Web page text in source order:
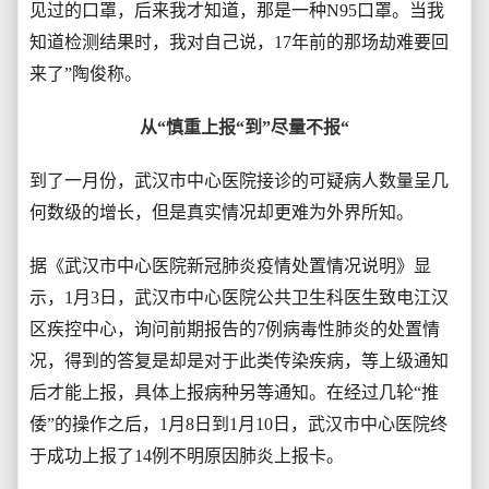
见过的口罩，后来我才知道，那是一种N95口罩。当我
知道检测结果时，我对自己说，17年前的那场劫难要回
来了”陶俊称。
从“慎重上报“到”尽量不报“
到了一月份，武汉市中心医院接诊的可疑病人数量呈几
何数级的增长，但是真实情况却更难为外界所知。
据《武汉市中心医院新冠肺炎疫情处置情况说明》显
示，1月3日，武汉市中心医院公共卫生科医生致电江汉
区疾控中心，询问前期报告的7例病毒性肺炎的处置情
况，得到的答复是却是对于此类传染疾病，等上级通知
后才能上报，具体上报病种另等通知。在经过几轮“推
倭”的操作之后，1月8日到1月10日，武汉市中心医院终
于成功上报了14例不明原因肺炎上报卡。